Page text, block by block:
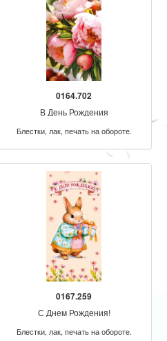
0164.702
В День Рождения
Блестки, лак, печать на обороте.
0167.259
С Днем Рождения!
Блестки, лак, печать на обороте.